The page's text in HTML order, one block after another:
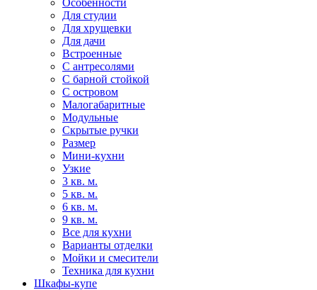
Особенности
Для студии
Для хрущевки
Для дачи
Встроенные
С антресолями
С барной стойкой
С островом
Малогабаритные
Модульные
Скрытые ручки
Размер
Мини-кухни
Узкие
3 кв. м.
5 кв. м.
6 кв. м.
9 кв. м.
Все для кухни
Варианты отделки
Мойки и смесители
Техника для кухни
Шкафы-купе